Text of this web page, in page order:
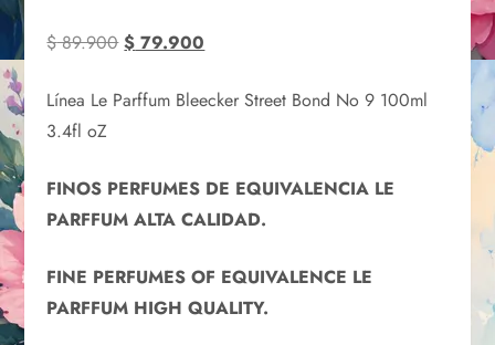
$89.900 $ 79.900
Línea Le Parffum Bleecker Street Bond No 9 100ml
3.4fl oZ
FINOS PERFUMES DE EQUIVALENCIA LE
PARFFUM ALTA CALIDAD.
FINE PERFUMES OF EQUIVALENCE LE
PARFFUM HIGH QUALITY.